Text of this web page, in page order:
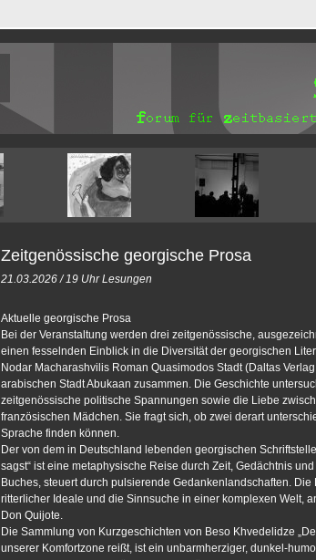
Zeitgenössische georgische Prosa
21.03.2026 / 19 Uhr Lesungen
Aktuelle georgische Prosa
Bei der Veranstaltung werden drei zeitgenössische,
einen fesselnden Einblick in die Diversität der georgischen
Nodar Macharashvilis Roman Quasimodos Stadt (Daltas
arabischen Stadt Abukaan zusammen. Die Geschichte
zeitgenössische politische Spannungen sowie die Liebe
französischen Mädchen. Sie fragt sich, ob zwei derart
Sprache finden können.
Der von dem in Deutschland lebenden georgischen
sagst“ ist eine metaphysische Reise durch Zeit, Gedächtnis
Buches, steuert durch pulsierende Gedankenlandschaften.
ritterlicher Ideale und die Sinnsuche in einer komplexen Welt,
Don Quijote.
Die Sammlung von Kurzgeschichten von Beso Khvedelidze
unserer Komfortzone reißt, ist ein unbarmherziger, dunkel-